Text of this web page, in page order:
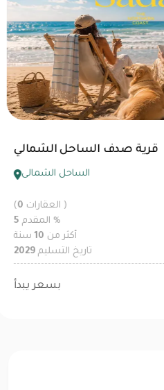
ات ليبرتي سيدي عبد الرحمن
الساحل الشمالى
(0
المقدم10
أكثر من12 سنة
تاريخ التسليم2030
بسعر يبدأ